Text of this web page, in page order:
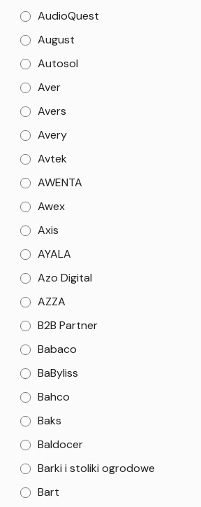
AudioQuest
August
Autosol
Aver
Avers
Avery
Avtek
AWENTA
Awex
Axis
AYALA
Azo Digital
AZZA
B2B Partner
Babaco
BaByliss
Bahco
Baks
Baldocer
Barki i stoliki ogrodowe
Bart